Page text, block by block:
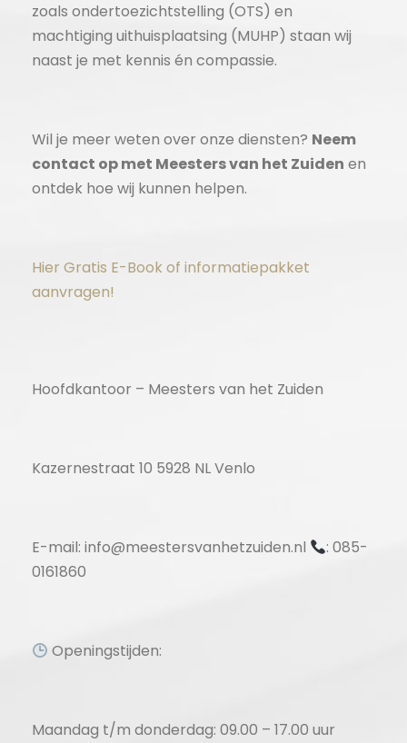
zoals ondertoezichtstelling (OTS) en
machtiging uithuisplaatsing (MUHP) staan wij
naast je met kennis én compassie.
Wil je meer weten over onze diensten? Neem
contact op met Meesters van het Zuiden en
ontdek hoe wij kunnen helpen.
Hier Gratis E-Book of informatiepakket
aanvragen!
Hoofdkantoor – Meesters van het Zuiden
Kazernestraat 10 5928 NL Venlo
E-mail: info@meestersvanhetzuiden.nl
: 085-
0161860
Openingstijden:
Maandag t/m donderdag: 09.00 – 17.00 uur